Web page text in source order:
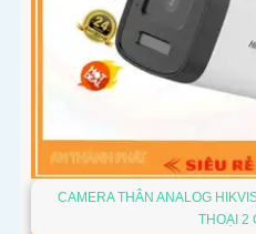
CAMERA THÂN ANALOG
THOẠI 2